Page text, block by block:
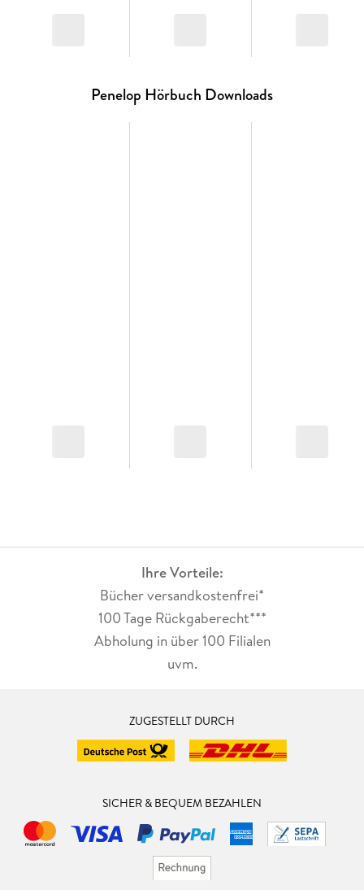
Penelop Hörbuch Downloads
Ihre Vorteile:
Bücher versandkostenfrei*
100 Tage Rückgaberecht***
Abholung in über 100 Filialen
uvm.
ZUGESTELLT DURCH
SICHER & BEQUEM BEZAHLEN